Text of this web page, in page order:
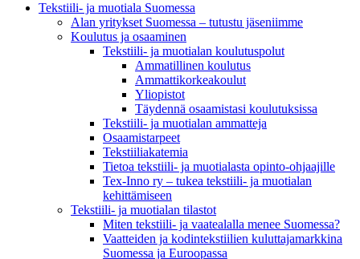
Tekstiili- ja muotiala Suomessa
Alan yritykset Suomessa – tutustu jäseniimme
Koulutus ja osaaminen
Tekstiili- ja muotialan koulutuspolut
Ammatillinen koulutus
Ammattikorkeakoulut
Yliopistot
Täydennä osaamistasi koulutuksissa
Tekstiili- ja muotialan ammatteja
Osaamistarpeet
Tekstiiliakatemia
Tietoa tekstiili- ja muotialasta opinto-ohjaajille
Tex-Inno ry – tukea tekstiili- ja muotialan
kehittämiseen
Tekstiili- ja muotialan tilastot
Miten tekstiili- ja vaatealalla menee Suomessa?
Vaatteiden ja kodintekstiilien kuluttajamarkkina
Suomessa ja Euroopassa